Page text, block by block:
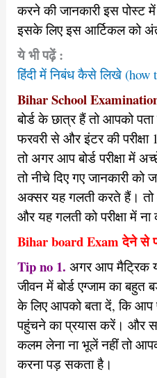
करने की जानकारी इस पोस्ट
इसके लिए इस आर्टिकल को
ये भी पढ़ें :
हिंदी में निबंध कैसे लिखे (how
Bihar School
बोर्ड के छात्र हैं तो आपको पता
फरवरी से और इंटर की
तो अगर आप बोर्ड परीक्षा में
तो नीचे दिए गए जानकारी को
अक्सर यह गलती करते हैं।
और यह गलती को परीक्षा में
Bihar board Exam देने से
Tip no 1. अगर आप मैट्रिक
जीवन में बोर्ड एग्जाम का बहुत
के लिए आपको बता दें, कि आप
पहुंचने का प्रयास करें। और
कलम लेना ना भूलें नहीं तो
करना पड़ सकता है।